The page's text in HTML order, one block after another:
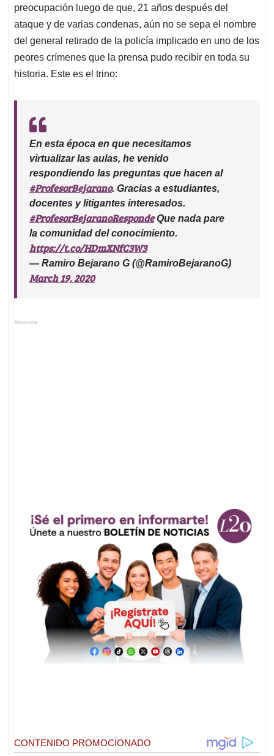
preocupación luego de que, 21 años después del
ataque y de varias condenas, aún no se sepa el nombre
del general retirado de la policía implicado en uno de los
peores crímenes que la prensa pudo recibir en toda su
historia. Este es el trino:
En esta época en que necesitamos
virtualizar las aulas, he venido
respondiendo las preguntas que hacen al
#ProfesorBejarano. Gracias a estudiantes,
docentes y litigantes interesados.
#ProfesorBejaranoRespondeQue nada pare
la comunidad del conocimiento.
https://t.co/HDmXNfC3W3
— Ramiro Bejarano G (@RamiroBejaranoG)
March 19, 2020
Anuncios.